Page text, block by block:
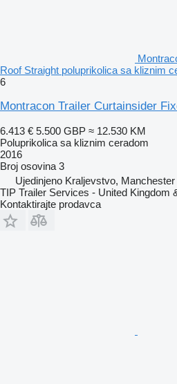
Roof Straight poluprikolica sa kliznim
6
Montracon Trailer Curtainsider
6.413 € 5.500 GBP ≈ 12.530 KM
Poluprikolica sa kliznim ceradom
2016
Broj osovina 3
Ujedinjeno Kraljevstvo, Manchester
TIP Trailer Services - United Kingdom
Kontaktirajte prodavca